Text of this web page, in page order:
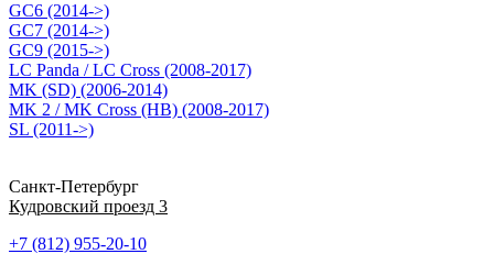
GC6 (2014->)
GC7 (2014->)
GC9 (2015->)
LC Panda / LC Cross (2008-2017)
MK (SD) (2006-2014)
MK 2 / MK Cross (HB) (2008-2017)
SL (2011->)
Санкт-Петербург
Кудровский проезд 3
+7 (812) 955-20-10